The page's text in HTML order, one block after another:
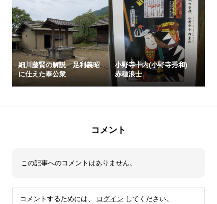
細川藤賢の解説 足利義昭
に仕えた奉公衆
小野寺十内(小野寺秀和)
赤穂浪士
コメント
この記事へのコメントはありません。
コメントするためには、 ログイン してください。